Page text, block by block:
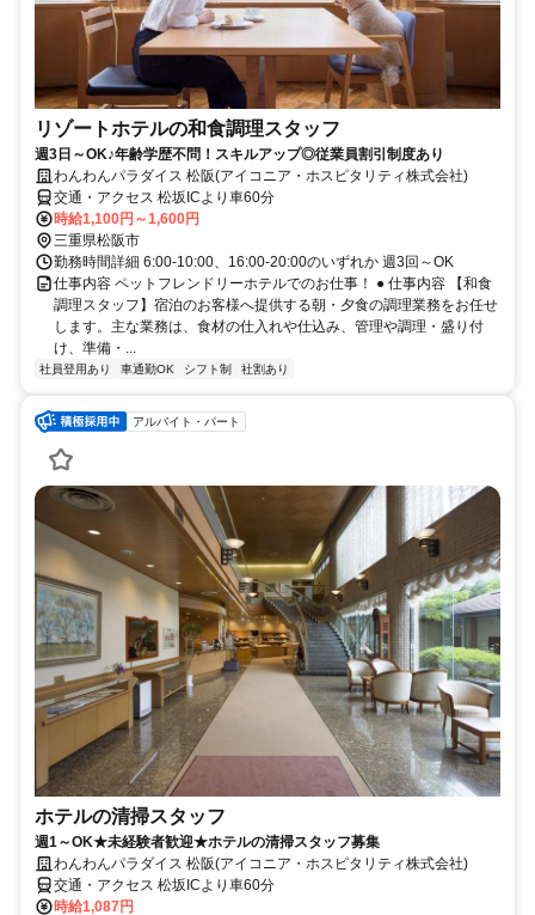
リゾートホテルの和食調理スタッフ
週3日～OK♪年齢学歴不問！スキルアップ◎従業員割引制度あり
わんわんパラダイス 松阪(アイコニア・ホスピタリティ株式会社)
交通・アクセス 松坂ICより車60分
時給1,100円～1,600円
三重県松阪市
勤務時間詳細 6:00-10:00、16:00-20:00のいずれか 週3回～OK
仕事内容 ペットフレンドリーホテルでのお仕事！ ● 仕事内容 【和食
調理スタッフ】宿泊のお客様へ提供する朝・夕食の調理業務をお任せ
します。主な業務は、食材の仕入れや仕込み、管理や調理・盛り付
け、準備・...
社員登用あり 車通勤OK シフト制 社割あり
アルバイト・パート
ホテルの清掃スタッフ
週1～OK★未経験者歓迎★ホテルの清掃スタッフ募集
わんわんパラダイス 松阪(アイコニア・ホスピタリティ株式会社)
交通・アクセス 松坂ICより車60分
時給1,087円